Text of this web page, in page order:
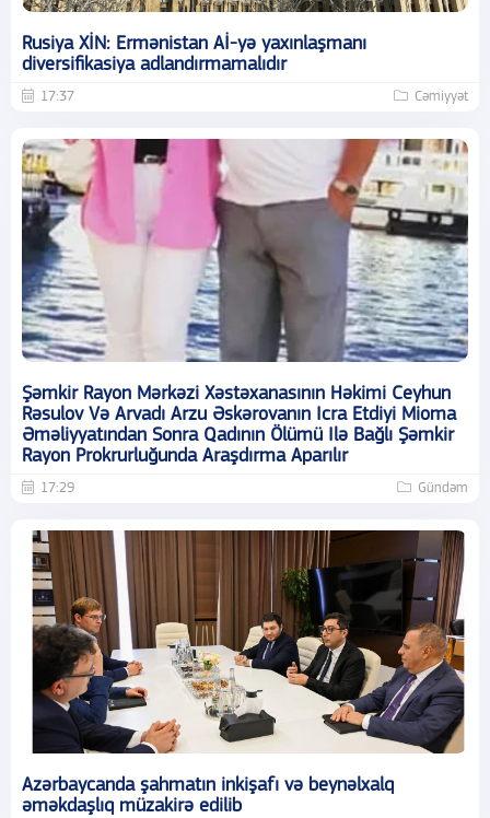
Rusiya XİN: Ermənistan Aİ-yə yaxınlaşmanı
diversifikasiya adlandırmamalıdır
17:37 Cəmiyyət
Şəmkir Rayon Mərkəzi Xəstəxanasının Həkimi Ceyhun
Rəsulov Və Arvadı Arzu Əskərovanın Icra Etdiyi Mioma
Əməliyyatından Sonra Qadının Ölümü Ilə Bağlı Şəmkir
Rayon Prokrurluğunda Araşdırma Aparılır
17:29 Gündəm
Azərbaycanda şahmatın inkişafı və beynəlxalq
əməkdaşlıq müzakirə edilib